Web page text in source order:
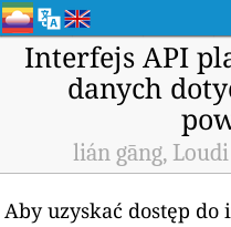
Interfejs API
danych
lián gāng,
Aby uzyskać dostęp do